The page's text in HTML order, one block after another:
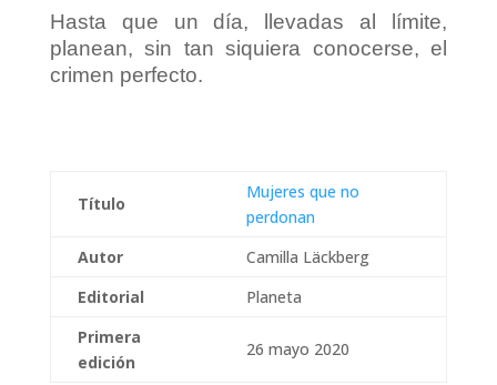
Hasta que un día, llevadas al límite,
planean, sin tan siquiera conocerse, el
crimen perfecto.
Título
Mujeres que no
perdonan
Autor
Camilla Läckberg
Editorial
Planeta
Primera
edición
26 mayo 2020